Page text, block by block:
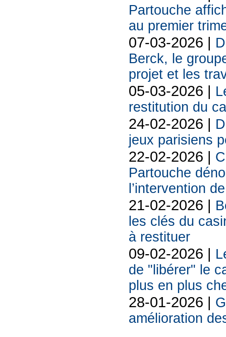
Partouche
au premier
07-03-2026 |
Berck, le
projet et les
05-03-2026 |
restitution du
24-02-2026 |
jeux parisiens
22-02-2026 |
Partouche
l’intervention
21-02-2026 |
les clés du
à restituer
09-02-2026 |
de "libérer" le
plus en plus
28-01-2026 |
amélioration